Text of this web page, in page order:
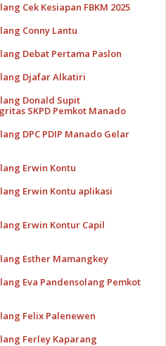
Cek Kesiapan FBKM 2025
Conny Lantu
Debat Pertama Paslon
Djafar Alkatiri
Donald Supit
SKPD Pemkot Manado
DPC PDIP Manado Gelar
Erwin Kontu
Erwin Kontu aplikasi
Erwin Kontur Capil
Esther Mamangkey
Eva Pandensolang Pemkot
Felix Palenewen
Ferley Kaparang